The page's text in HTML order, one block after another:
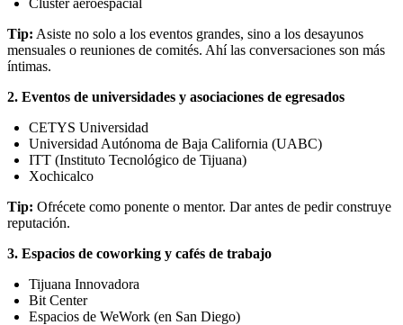
Tip: Asiste no solo a los eventos grandes, sino a los desayunos
mensuales o reuniones de comités. Ahí las conversaciones son más
íntimas.
2. Eventos de universidades y asociaciones de egresados
CETYS Universidad
Universidad Autónoma de Baja California (UABC)
ITT (Instituto Tecnológico de Tijuana)
Xochicalco
Tip: Ofrécete como ponente o mentor. Dar antes de pedir construye
reputación.
3. Espacios de coworking y cafés de trabajo
Tijuana Innovadora
Bit Center
Espacios de WeWork (en San Diego)